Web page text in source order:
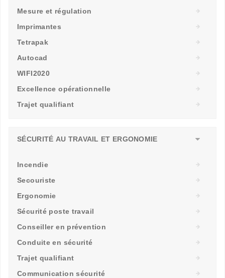
Mesure et régulation
Imprimantes
Tetrapak
Autocad
WIFI2020
Excellence opérationnelle
Trajet qualifiant
SÉCURITÉ AU TRAVAIL ET ERGONOMIE
Incendie
Secouriste
Ergonomie
Sécurité poste travail
Conseiller en prévention
Conduite en sécurité
Trajet qualifiant
Communication sécurité